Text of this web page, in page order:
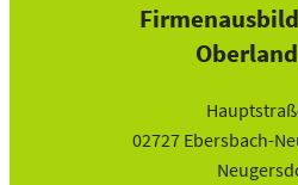
Oberland
02727 Ebersbach-